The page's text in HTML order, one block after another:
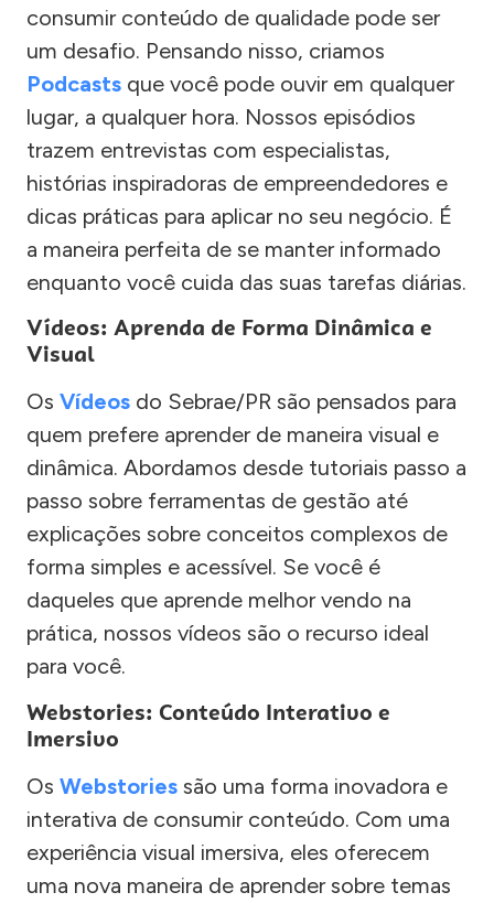
consumir conteúdo de qualidade pode ser
um desafio. Pensando nisso, criamos
Podcasts que você pode ouvir em qualquer
lugar, a qualquer hora. Nossos episódios
trazem entrevistas com especialistas,
histórias inspiradoras de empreendedores e
dicas práticas para aplicar no seu negócio. É
a maneira perfeita de se manter informado
enquanto você cuida das suas tarefas diárias.
Vídeos: Aprenda de Forma Dinâmica e
Visual
Os Vídeos do Sebrae/PR são pensados para
quem prefere aprender de maneira visual e
dinâmica. Abordamos desde tutoriais passo a
passo sobre ferramentas de gestão até
explicações sobre conceitos complexos de
forma simples e acessível. Se você é
daqueles que aprende melhor vendo na
prática, nossos vídeos são o recurso ideal
para você.
Webstories: Conteúdo Interativo e
Imersivo
Os Webstories são uma forma inovadora e
interativa de consumir conteúdo. Com uma
experiência visual imersiva, eles oferecem
uma nova maneira de aprender sobre temas